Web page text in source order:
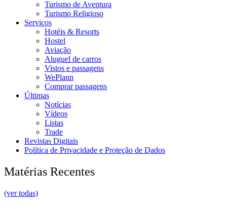
Turismo de Aventura
Turismo Religioso
Serviços
Hotéis & Resorts
Hostel
Aviação
Aluguel de carros
Vistos e passagens
WePlann
Comprar passagens
Últimas
Notícias
Vídeos
Listas
Trade
Revistas Digitais
Política de Privacidade e Proteção de Dados
Matérias Recentes
(ver todas)